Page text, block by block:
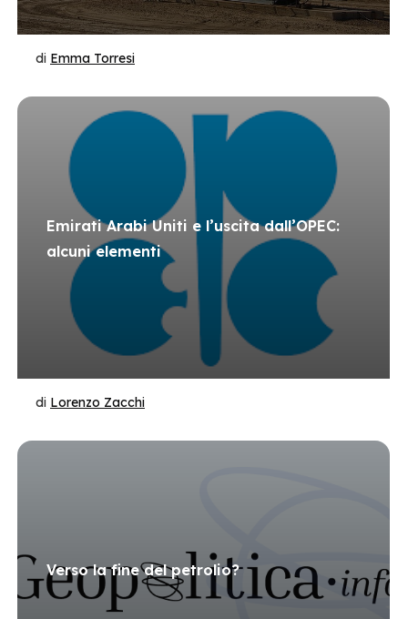
di Emma Torresi
Emirati Arabi Uniti e l’uscita dall’OPEC:
alcuni elementi
di Lorenzo Zacchi
Verso la fine del petrolio?